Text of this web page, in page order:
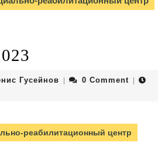
Гусейнов Денис0 Comment
реабилитационный центр